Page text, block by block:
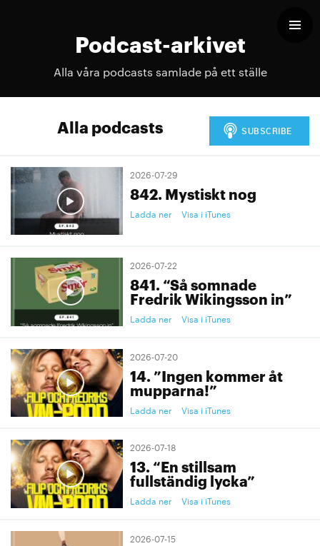
Podcast-arkivet
Alla våra podcasts samlade på ett ställe
Alla podcasts
2026-07-29
842. Mystiskt nog
Ladda ner Visa i iTunes
2026-07-22
841. “Så somnade
Fredrik Wikingsson in”
Ladda ner Visa i iTunes
2026-07-20
14. ”Ingen kommer åt
mupparna!”
Ladda ner Visa i iTunes
2026-07-18
13. “En stillsam
fullständig lycka”
Ladda ner Visa i iTunes
2026-07-15